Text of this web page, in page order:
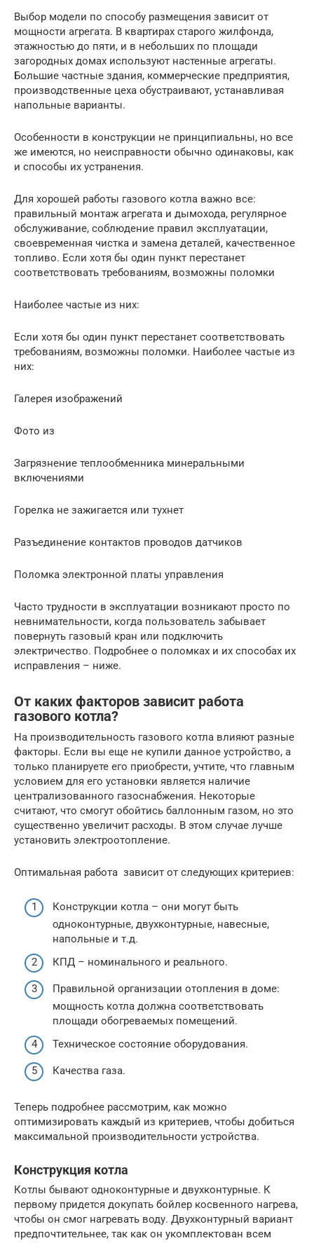
Выбор модели по способу размещения зависит от
мощности агрегата. В квартирах старого жилфонда,
этажностью до пяти, и в небольших по площади
загородных домах используют настенные агрегаты.
Большие частные здания, коммерческие предприятия,
производственные цеха обустраивают, устанавливая
напольные варианты.
Особенности в конструкции не принципиальны, но все
же имеются, но неисправности обычно одинаковы, как
и способы их устранения.
Для хорошей работы газового котла важно все:
правильный монтаж агрегата и дымохода, регулярное
обслуживание, соблюдение правил эксплуатации,
своевременная чистка и замена деталей, качественное
топливо. Если хотя бы один пункт перестанет
соответствовать требованиям, возможны поломки
Наиболее частые из них:
Если хотя бы один пункт перестанет соответствовать
требованиям, возможны поломки. Наиболее частые из
них:
Галерея изображений
Фото из
Загрязнение теплообменника минеральными
включениями
Горелка не зажигается или тухнет
Разъединение контактов проводов датчиков
Поломка электронной платы управления
Часто трудности в эксплуатации возникают просто по
невнимательности, когда пользователь забывает
повернуть газовый кран или подключить
электричество. Подробнее о поломках и их способах их
исправления – ниже.
От каких факторов зависит работа
газового котла?
На производительность газового котла влияют разные
факторы. Если вы еще не купили данное устройство, а
только планируете его приобрести, учтите, что главным
условием для его установки является наличие
централизованного газоснабжения. Некоторые
считают, что смогут обойтись баллонным газом, но это
существенно увеличит расходы. В этом случае лучше
установить электроотопление.
Оптимальная работа зависит от следующих критериев:
Конструкции котла – они могут быть
одноконтурные, двухконтурные, навесные,
напольные и т.д.
КПД – номинального и реального.
Правильной организации отопления в доме:
мощность котла должна соответствовать
площади обогреваемых помещений.
Техническое состояние оборудования.
Качества газа.
Теперь подробнее рассмотрим, как можно
оптимизировать каждый из критериев, чтобы добиться
максимальной производительности устройства.
Конструкция котла
Котлы бывают одноконтурные и двухконтурные. К
первому придется докупать бойлер косвенного нагрева,
чтобы он смог нагревать воду. Двухконтурный вариант
предпочтительнее, так как он укомплектован всем